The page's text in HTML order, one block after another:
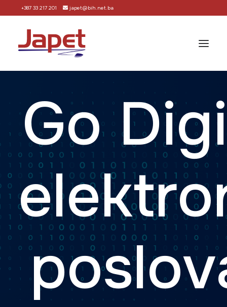
+387 33 217 201 japet@bih.net.ba
Početna
Rješenja (moduli)
Podrška
Način nabavke
Korisnici
O nama
Kontakt
Search
Go